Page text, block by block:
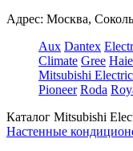
Адрес: Москва,
Aux Dantex
Climate Gree
Mitsubishi Electric
Pioneer Roda
Каталог Mitsubishi
Настенные